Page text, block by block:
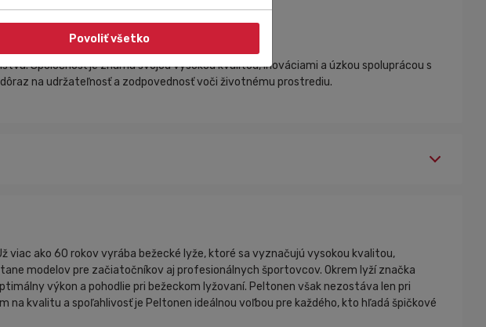
Spoločnosť je známa svojou vysokou kvalitou, inováciami a úzkou spoluprácou s
na udržateľnosť a zodpovednosť voči životnému prostrediu.
viac ako 60 rokov vyrába bežecké lyže, ktoré sa vyznačujú vysokou kvalitou,
modelov pre začiatočníkov aj profesionálnych športovcov. Okrem lyží značka
výkon a pohodlie pri bežeckom lyžovaní. Peltonen však nezostáva len pri
na kvalitu a spoľahlivosť je Peltonen ideálnou voľbou pre každého, kto hľadá špičkové
Povoliť všetko